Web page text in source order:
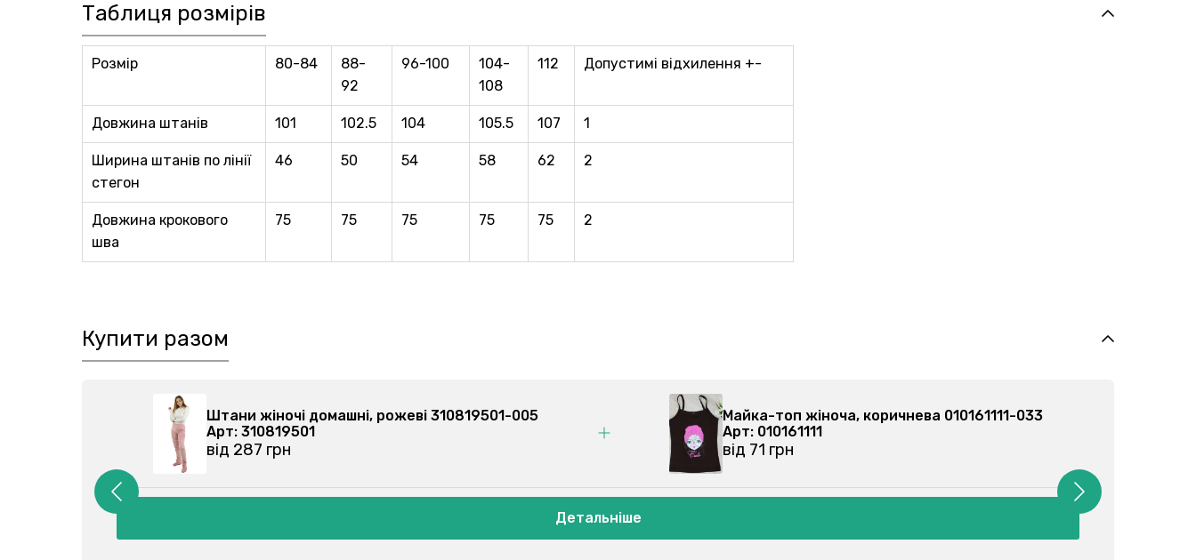
Таблиця розмірів
Розмір 80-84
88-
92
96-100
104-
108
112 Допустимі відхилення +-
Довжина штанів 101 102.5 104 105.5 107 1
Ширина штанів по лінії
стегон
46 50 54 58 62 2
Довжина крокового
шва
75 75 75 75 75 2
Купити разом
Штани жіночі домашні, рожеві 310819501-005
Арт: 310819501
від 287 грн
Майка-топ жіноча, синя 010161111-020
Арт: 010161111
від 71 грн
Детальніше